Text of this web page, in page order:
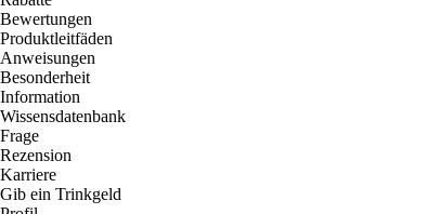
Bewertungen
Produktleitfäden
Anweisungen
Besonderheit
Information
Wissensdatenbank
Frage
Rezension
Karriere
Gib ein Trinkgeld